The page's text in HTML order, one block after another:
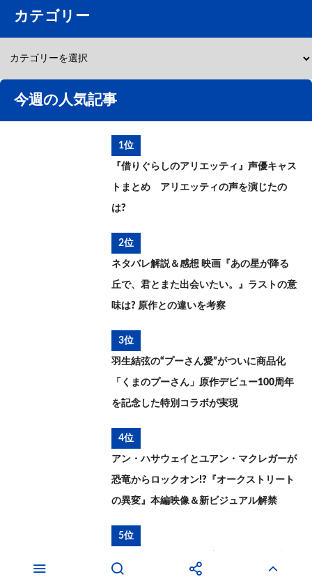
カテゴリー
今週の人気記事
1位
『借りぐらしのアリエッティ』声優キャス
トまとめ アリエッティの声を演じたの
は?
2位
ネタバレ解説＆感想 映画『あの星が降る
丘で、君とまた出会いたい。』ラストの意
味は? 原作との違いを考察
3位
羽生結弦の“プーさん愛”がついに商品化
「くまのプーさん」原作デビュー100周年
を記念した特別コラボが実現
4位
アン・ハサウェイとユアン・マクレガーが
恐竜からロックオン!?『オークストリート
の異変』本編映像＆新ビジュアル解禁
5位
主演・岸井ゆきの、11月8日より